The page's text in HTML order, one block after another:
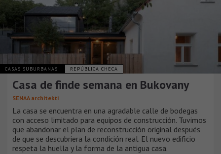
CASAS SUBURBANAS REPÚBLICA CHECA
Casa de finde semana en Bukovany
SENAA architekti
La casa se encuentra en una agradable calle de bodegas
con acceso limitado para equipos de construcción. Tuvimos
que abandonar el plan de reconstrucción original después
de que se descubriera la condición real. El nuevo edificio
respeta la huella y la forma de la antigua casa.